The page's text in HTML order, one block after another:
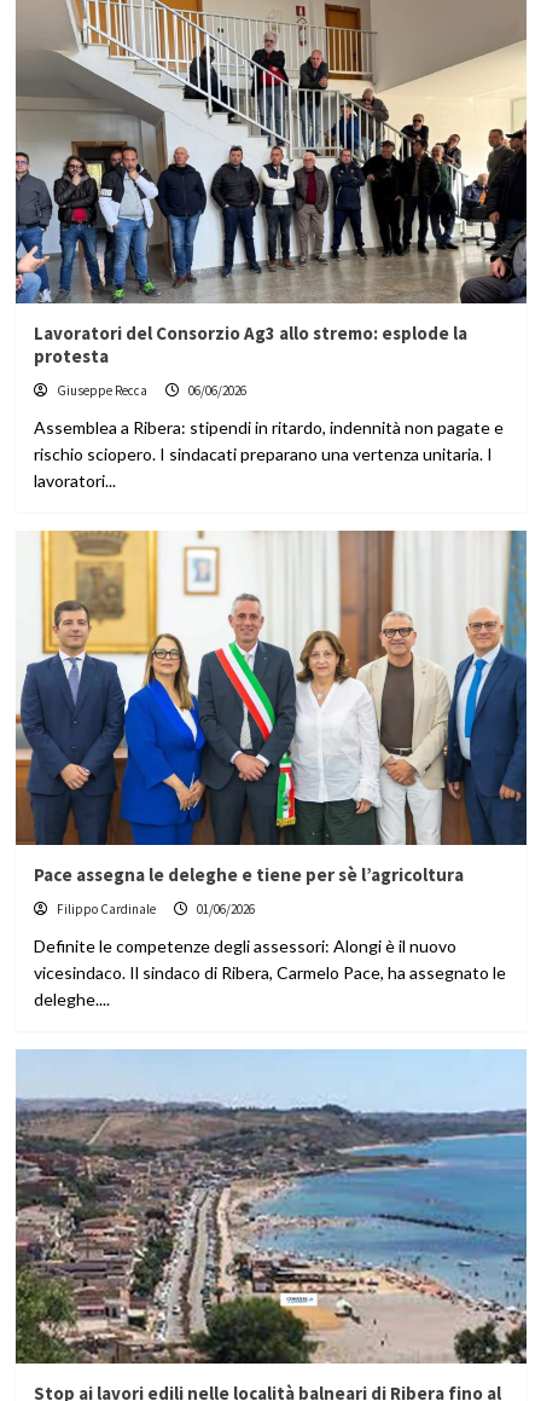
Lavoratori del Consorzio Ag3 allo stremo: esplode la
protesta
Giuseppe Recca 06/06/2026
Assemblea a Ribera: stipendi in ritardo, indennità non pagate e
rischio sciopero. I sindacati preparano una vertenza unitaria. I
lavoratori...
Pace assegna le deleghe e tiene per sè l’agricoltura
Filippo Cardinale 01/06/2026
Definite le competenze degli assessori: Alongi è il nuovo
vicesindaco. Il sindaco di Ribera, Carmelo Pace, ha assegnato le
deleghe....
Stop ai lavori edili nelle località balneari di Ribera fino al